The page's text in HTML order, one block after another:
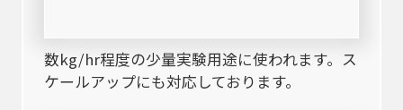
数kg/hr程度の少量実験用途に使われます。ス
ケールアップにも対応しております。